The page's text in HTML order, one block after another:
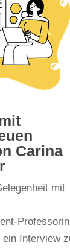
Carina
mit
ein Interview